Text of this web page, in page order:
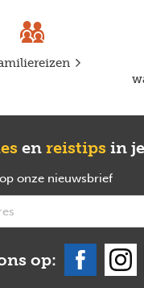
en reistips in
onze nieuwsbrief
op: